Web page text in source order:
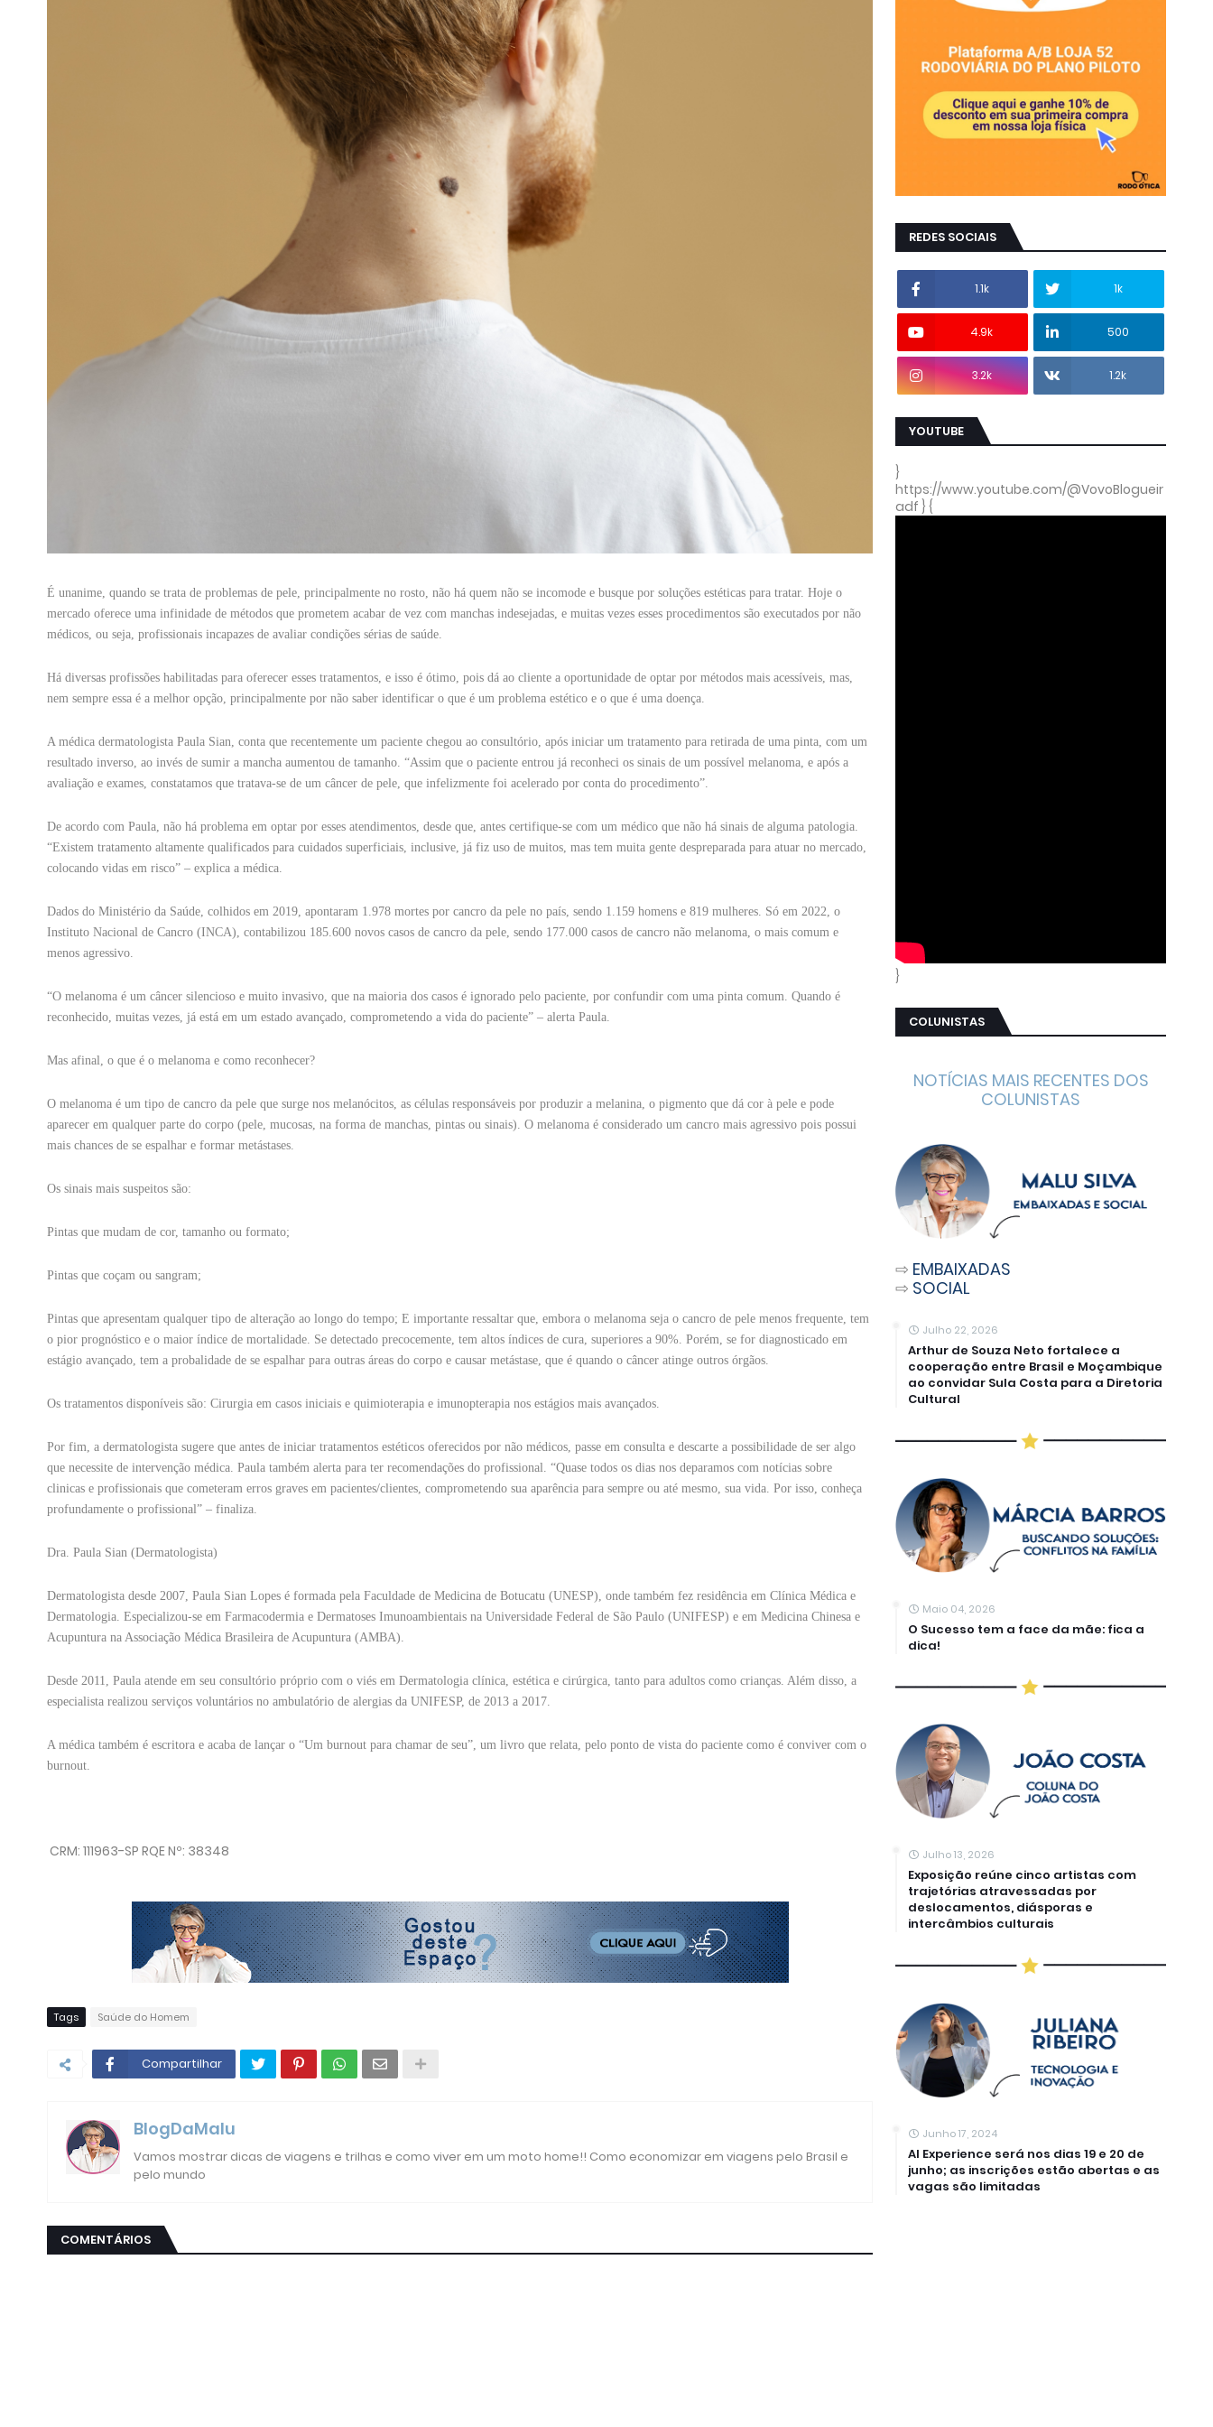
É unanime, quando se trata de problemas de pele, principalmente no rosto, não há quem não se incomode e busque por soluções estéticas para tratar. Hoje o
mercado oferece uma infinidade de métodos que prometem acabar de vez com manchas indesejadas, e muitas vezes esses procedimentos são executados por não
médicos, ou seja, profissionais incapazes de avaliar condições sérias de saúde.
Há diversas profissões habilitadas para oferecer esses tratamentos, e isso é ótimo, pois dá ao cliente a oportunidade de optar por métodos mais acessíveis, mas,
nem sempre essa é a melhor opção, principalmente por não saber identificar o que é um problema estético e o que é uma doença.
A médica dermatologista Paula Sian, conta que recentemente um paciente chegou ao consultório, após iniciar um tratamento para retirada de uma pinta, com um
resultado inverso, ao invés de sumir a mancha aumentou de tamanho. “Assim que o paciente entrou já reconheci os sinais de um possível melanoma, e após a
avaliação e exames, constatamos que tratava-se de um câncer de pele, que infelizmente foi acelerado por conta do procedimento”.
De acordo com Paula, não há problema em optar por esses atendimentos, desde que, antes certifique-se com um médico que não há sinais de alguma patologia.
“Existem tratamento altamente qualificados para cuidados superficiais, inclusive, já fiz uso de muitos, mas tem muita gente despreparada para atuar no mercado,
colocando vidas em risco” – explica a médica.
Dados do Ministério da Saúde, colhidos em 2019, apontaram 1.978 mortes por cancro da pele no país, sendo 1.159 homens e 819 mulheres. Só em 2022, o
Instituto Nacional de Cancro (INCA), contabilizou 185.600 novos casos de cancro da pele, sendo 177.000 casos de cancro não melanoma, o mais comum e
menos agressivo.
“O melanoma é um câncer silencioso e muito invasivo, que na maioria dos casos é ignorado pelo paciente, por confundir com uma pinta comum. Quando é
reconhecido, muitas vezes, já está em um estado avançado, comprometendo a vida do paciente” – alerta Paula.
Mas afinal, o que é o melanoma e como reconhecer?
O melanoma é um tipo de cancro da pele que surge nos melanócitos, as células responsáveis por produzir a melanina, o pigmento que dá cor à pele e pode
aparecer em qualquer parte do corpo (pele, mucosas, na forma de manchas, pintas ou sinais). O melanoma é considerado um cancro mais agressivo pois possui
mais chances de se espalhar e formar metástases.
Os sinais mais suspeitos são:
Pintas que mudam de cor, tamanho ou formato;
Pintas que coçam ou sangram;
Pintas que apresentam qualquer tipo de alteração ao longo do tempo; E importante ressaltar que, embora o melanoma seja o cancro de pele menos frequente, tem
o pior prognóstico e o maior índice de mortalidade. Se detectado precocemente, tem altos índices de cura, superiores a 90%. Porém, se for diagnosticado em
estágio avançado, tem a probalidade de se espalhar para outras áreas do corpo e causar metástase, que é quando o câncer atinge outros órgãos.
Os tratamentos disponíveis são: Cirurgia em casos iniciais e quimioterapia e imunopterapia nos estágios mais avançados.
Por fim, a dermatologista sugere que antes de iniciar tratamentos estéticos oferecidos por não médicos, passe em consulta e descarte a possibilidade de ser algo
que necessite de intervenção médica. Paula também alerta para ter recomendações do profissional. “Quase todos os dias nos deparamos com notícias sobre
clinicas e profissionais que cometeram erros graves em pacientes/clientes, comprometendo sua aparência para sempre ou até mesmo, sua vida. Por isso, conheça
profundamente o profissional” – finaliza.
Dra. Paula Sian (Dermatologista)
Dermatologista desde 2007, Paula Sian Lopes é formada pela Faculdade de Medicina de Botucatu (UNESP), onde também fez residência em Clínica Médica e
Dermatologia. Especializou-se em Farmacodermia e Dermatoses Imunoambientais na Universidade Federal de São Paulo (UNIFESP) e em Medicina Chinesa e
Acupuntura na Associação Médica Brasileira de Acupuntura (AMBA).
Desde 2011, Paula atende em seu consultório próprio com o viés em Dermatologia clínica, estética e cirúrgica, tanto para adultos como crianças. Além disso, a
especialista realizou serviços voluntários no ambulatório de alergias da UNIFESP, de 2013 a 2017.
A médica também é escritora e acaba de lançar o “Um burnout para chamar de seu”, um livro que relata, pelo ponto de vista do paciente como é conviver com o
burnout.
CRM: 111963-SP RQE Nº: 38348
Tags Saúde do Homem
Compartilhar
BlogDaMalu
Vamos mostrar dicas de viagens e trilhas e como viver em um moto home!! Como economizar em viagens pelo Brasil e
pelo mundo
COMENTÁRIOS
REDES SOCIAIS
1.1k 1k
4.9k 500
3.2k 1.2k
YOUTUBE
}
https://www.youtube.com/@VovoBlogueir
adf } {
}
COLUNISTAS
NOTÍCIAS MAIS RECENTES DOS
COLUNISTAS
⇨ EMBAIXADAS
⇨ SOCIAL
Julho 22, 2026
Arthur de Souza Neto fortalece a
cooperação entre Brasil e Moçambique
ao convidar Sula Costa para a Diretoria
Cultural
Maio 04, 2026
O Sucesso tem a face da mãe: fica a
dica!
Julho 13, 2026
Exposição reúne cinco artistas com
trajetórias atravessadas por
deslocamentos, diásporas e
intercâmbios culturais
Junho 17, 2024
AI Experience será nos dias 19 e 20 de
junho; as inscrições estão abertas e as
vagas são limitadas